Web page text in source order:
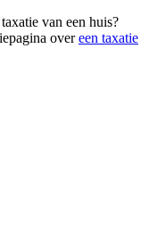
van een huis?
overeen taxatie